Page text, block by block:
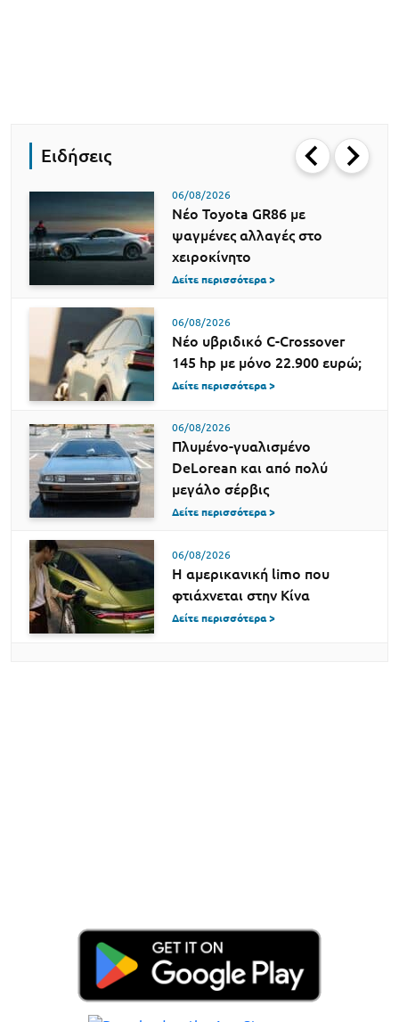
Ειδήσεις
06/08/2026
Νέο Toyota GR86 με
ψαγμένες αλλαγές στο
χειροκίνητο
Δείτε περισσότερα >
06/08/2026
Νέο υβριδικό C-Crossover
145 hp με μόνο 22.900 ευρώ;
Δείτε περισσότερα >
06/08/2026
Πλυμένο-γυαλισμένο
DeLorean και από πολύ
μεγάλο σέρβις
Δείτε περισσότερα >
06/08/2026
Η αμερικανική limo που
φτιάχνεται στην Κίνα
Δείτε περισσότερα >